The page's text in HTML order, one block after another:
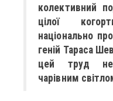
колективний
цілої
національно
геній Тараса
цей труд
чарівним